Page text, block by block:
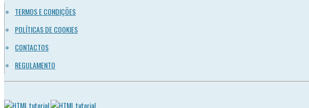
TERMOS E CONDIÇÕES
POLÍTICAS DE COOKIES
CONTACTOS
REGULAMENTO